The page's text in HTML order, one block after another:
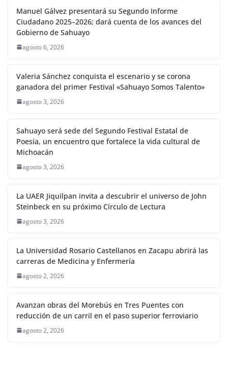
Manuel Gálvez presentará su Segundo Informe
Ciudadano 2025–2026; dará cuenta de los avances del
Gobierno de Sahuayo
agosto 6, 2026
Valeria Sánchez conquista el escenario y se corona
ganadora del primer Festival «Sahuayo Somos Talento»
agosto 3, 2026
Sahuayo será sede del Segundo Festival Estatal de
Poesía, un encuentro que fortalece la vida cultural de
Michoacán
agosto 3, 2026
La UAER Jiquilpan invita a descubrir el universo de John
Steinbeck en su próximo Círculo de Lectura
agosto 3, 2026
La Universidad Rosario Castellanos en Zacapu abrirá las
carreras de Medicina y Enfermería
agosto 2, 2026
Avanzan obras del Morebús en Tres Puentes con
reducción de un carril en el paso superior ferroviario
agosto 2, 2026